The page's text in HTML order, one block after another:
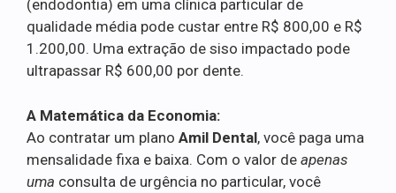
(endodontia) em uma clínica particular de
qualidade média pode custar entre R$ 800,00 e R$
1.200,00. Uma extração de siso impactado pode
ultrapassar R$ 600,00 por dente.
A Matemática da Economia:
Ao contratar um plano Amil Dental, você paga uma
mensalidade fixa e baixa. Com o valor de apenas
uma consulta de urgência no particular, você